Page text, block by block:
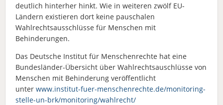
deutlich hinterher hinkt. Wie in weiteren zwölf EU-
Ländern existieren dort keine pauschalen
Wahlrechtsausschlüsse für Menschen mit
Behinderungen.
Das Deutsche Institut für Menschenrechte hat eine
Bundesländer-Übersicht über Wahlrechtsauschlüsse von
Menschen mit Behinderung veröffentlicht
unter www.institut-fuer-menschenrechte.de/monitoring-
stelle-un-brk/monitoring/wahlrecht/